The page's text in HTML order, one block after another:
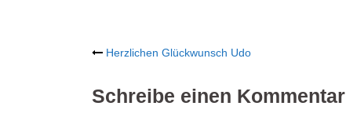
Post
navigation
Herzlichen Glückwunsch Udo
Schreibe einen Kommentar